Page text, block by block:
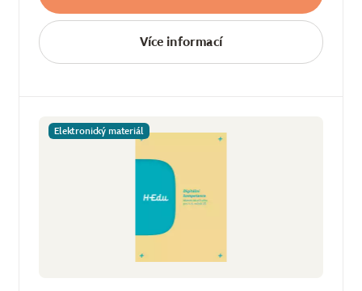
Více informací
Elektronický materiál